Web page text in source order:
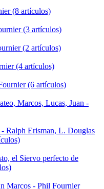
(8 artículos)
(3 artículos)
(2 artículos)
(4 artículos)
(6 artículos)
Marcos, Lucas, Juan -
Ralph Erisman, L. Douglas
el Siervo perfecto de
Marcos - Phil Fournier